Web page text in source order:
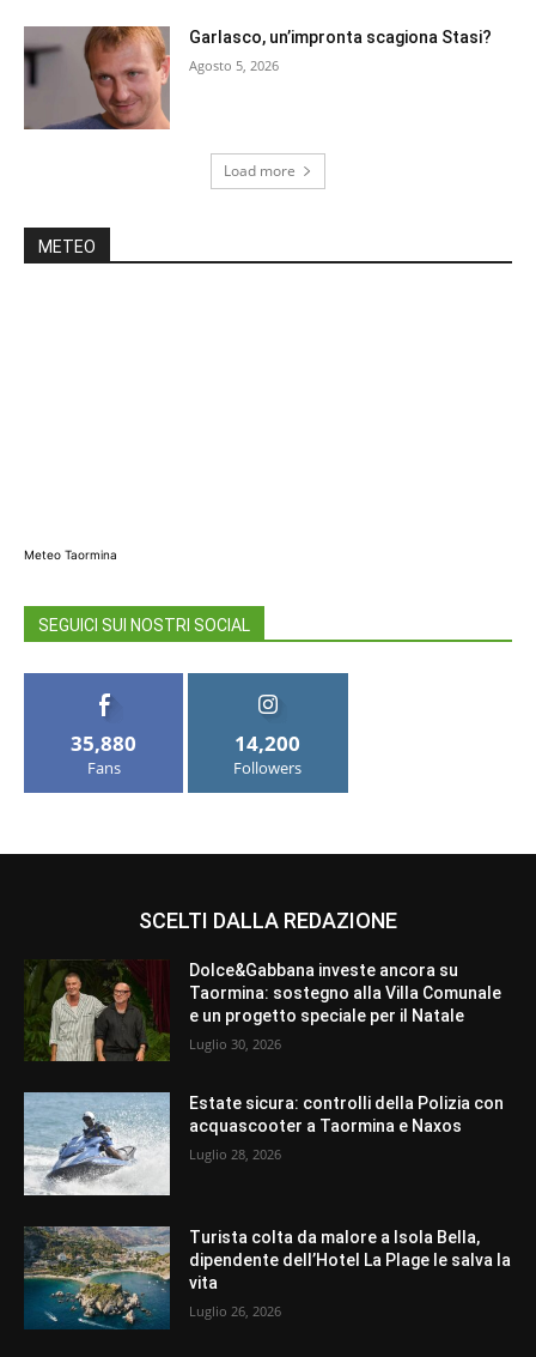
Garlasco, un’impronta scagiona Stasi?
Agosto 5, 2026
Load more
METEO
Meteo Taormina
SEGUICI SUI NOSTRI SOCIAL
35,880
Fans
14,200
Followers
SCELTI DALLA REDAZIONE
Dolce&Gabbana investe ancora su
Taormina: sostegno alla Villa Comunale
e un progetto speciale per il Natale
Luglio 30, 2026
Estate sicura: controlli della Polizia con
acquascooter a Taormina e Naxos
Luglio 28, 2026
Turista colta da malore a Isola Bella,
dipendente dell’Hotel La Plage le salva la
vita
Luglio 26, 2026